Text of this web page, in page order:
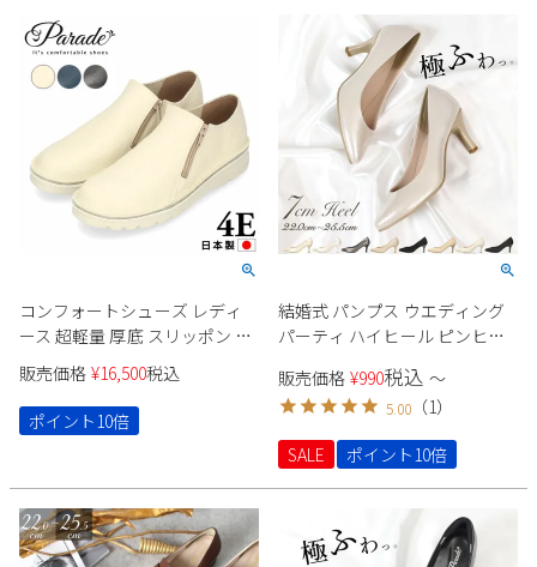
コンフォートシューズ レディ
ース 超軽量 厚底 スリッポン カ
ジュアルスニーカー 幅広 4E 革
靴 7301 Parade 履きやすい 痛く
ない 軽い 伸びる 外反母趾 靴
販売価格 ¥16,500税込
ポイント10倍
結婚式 パンプス ウエディング
パーティ ハイヒール ピンヒー
22091 ラメ スエード 生地 極ふ
わっ Parade シンプル きれいめ
セレモニー オケージョン
販売価格 ¥990税込 〜
5.00 （1）
SALE
ポイント10倍